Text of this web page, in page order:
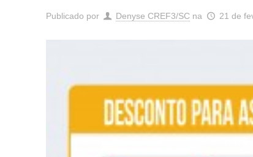
Publicado por Denyse CREF3/SC na 21 de